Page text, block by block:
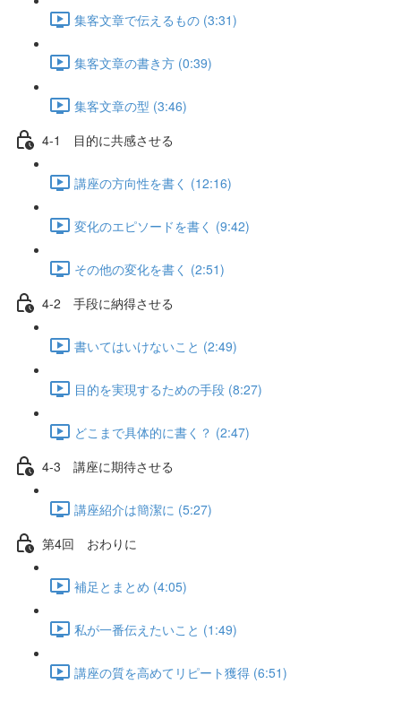
集客文章で伝えるもの (3:31)
集客文章の書き方 (0:39)
集客文章の型 (3:46)
4-1 目的に共感させる
講座の方向性を書く (12:16)
変化のエピソードを書く (9:42)
その他の変化を書く (2:51)
4-2 手段に納得させる
書いてはいけないこと (2:49)
目的を実現するための手段 (8:27)
どこまで具体的に書く？ (2:47)
4-3 講座に期待させる
講座紹介は簡潔に (5:27)
第4回 おわりに
補足とまとめ (4:05)
私が一番伝えたいこと (1:49)
講座の質を高めてリピート獲得 (6:51)